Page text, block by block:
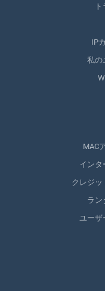
IP
私の
MAC
インタ
クレジッ
ラン
ユーザ